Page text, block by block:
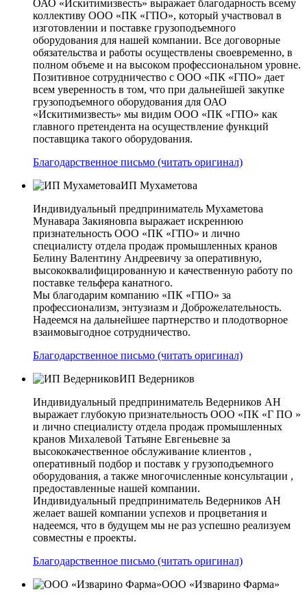
ОАО «Искитимизвесть» выражает благодарность всему
коллективу ООО «ПК «ГПО», который участвовал в
изготовлении и поставке грузоподъемного
оборудования для нашей компании. Все договорные
обязательства и работы осуществлены своевременно, в
полном объеме и на высоком профессиональном уровне.
Позитивное сотрудничество с ООО «ПК «ГПО» дает
всем уверенность в том, что при дальнейшей закупке
грузоподъемного оборудования для ОАО
«Искитимизвесть» мы видим ООО «ПК «ГПО» как
главного претендента на осуществление функций
поставщика такого оборудования.
Благодарственное письмо (читать оригинал)
ИП Мухаметова
Индивидуальный предприниматель Мухаметова
Мунавара Закияновпа выражает искреннюю
признательность ООО «ПК «ГПО» и лично
специалисту отдела продаж промышленных кранов
Белину Валентину Андреевичу за оперативную,
высококвалифицированную и качественную работу по
поставке тельфера канатного.
Мы благодарим компанию «ПК «ГПО» за
профессионализм, энтузиазм и Доброжелательность.
Надеемся на дальнейшее партнерство и плодотворное
взаимовыгодное сотрудничество.
Благодарственное письмо (читать оригинал)
ИП Ведерников
Индивидуальный предприниматель Ведерников АН
выражает глубокую признательность ООО «ПК «Г ПО »
и лично специалисту отдела продаж промышленных
кранов Михалевой Татьяне Евгеньевне за
высококачественное обслуживание клиентов ,
оперативный подбор и поставк у грузоподъемного
оборудования, а также многочисленные консультации ,
предоставленные нашей компании.
Индивидуальный предприниматель Ведерников АН
желает вашей компании успехов и процветания и
надеемся, что в будущем мы не раз успешно реализуем
совместны е проекты.
Благодарственное письмо (читать оригинал)
ООО «Изварино Фарма»